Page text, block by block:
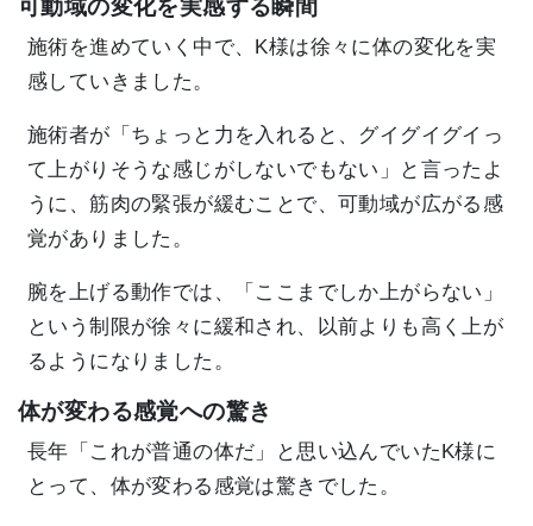
可動域の変化を実感する瞬間
施術を進めていく中で、K様は徐々に体の変化を実
感していきました。
施術者が「ちょっと力を入れると、グイグイグイっ
て上がりそうな感じがしないでもない」と言ったよ
うに、筋肉の緊張が緩むことで、可動域が広がる感
覚がありました。
腕を上げる動作では、「ここまでしか上がらない」
という制限が徐々に緩和され、以前よりも高く上が
るようになりました。
体が変わる感覚への驚き
長年「これが普通の体だ」と思い込んでいたK様に
とって、体が変わる感覚は驚きでした。